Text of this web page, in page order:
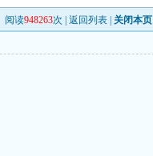
阅读948263次 |返回列表 关闭本页